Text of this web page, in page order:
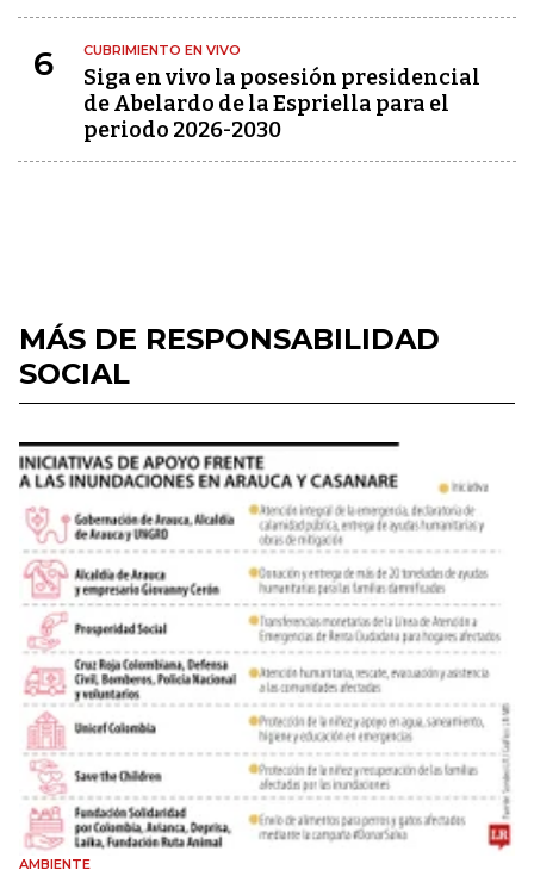
6 CUBRIMIENTO EN VIVO
Siga en vivo la posesión presidencial
de Abelardo de la Espriella para el
periodo 2026-2030
MÁS DE RESPONSABILIDAD
SOCIAL
AMBIENTE